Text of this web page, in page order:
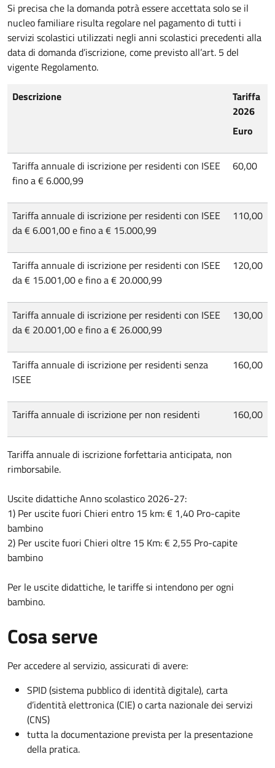
Si precisa che la domanda potrà essere accettata solo se il
nucleo familiare risulta regolare nel pagamento di tutti i
servizi scolastici utilizzati negli anni scolastici precedenti alla
data di domanda d’iscrizione, come previsto all’art. 5 del
vigente Regolamento.
Descrizione
Tariffa
2026
Euro
Tariffa annuale di iscrizione per residenti con ISEE
fino a € 6.000,99
60,00
Tariffa annuale di iscrizione per residenti con ISEE
da € 6.001,00 e fino a € 15.000,99
110,00
Tariffa annuale di iscrizione per residenti con ISEE
da € 15.001,00 e fino a € 20.000,99
120,00
Tariffa annuale di iscrizione per residenti con ISEE
da € 20.001,00 e fino a € 26.000,99
130,00
Tariffa annuale di iscrizione per residenti senza
ISEE
160,00
Tariffa annuale di iscrizione per non residenti 160,00
Tariffa annuale di iscrizione forfettaria anticipata, non
rimborsabile.
Uscite didattiche Anno scolastico 2026-27:
1) Per uscite fuori Chieri entro 15 km: € 1,40 Pro-capite
bambino
2) Per uscite fuori Chieri oltre 15 Km: € 2,55 Pro-capite
bambino
Per le uscite didattiche, le tariffe si intendono per ogni
bambino.
Cosa serve
Per accedere al servizio, assicurati di avere:
SPID (sistema pubblico di identità digitale), carta
d’identità elettronica (CIE) o carta nazionale dei servizi
(CNS)
tutta la documentazione prevista per la presentazione
della pratica.